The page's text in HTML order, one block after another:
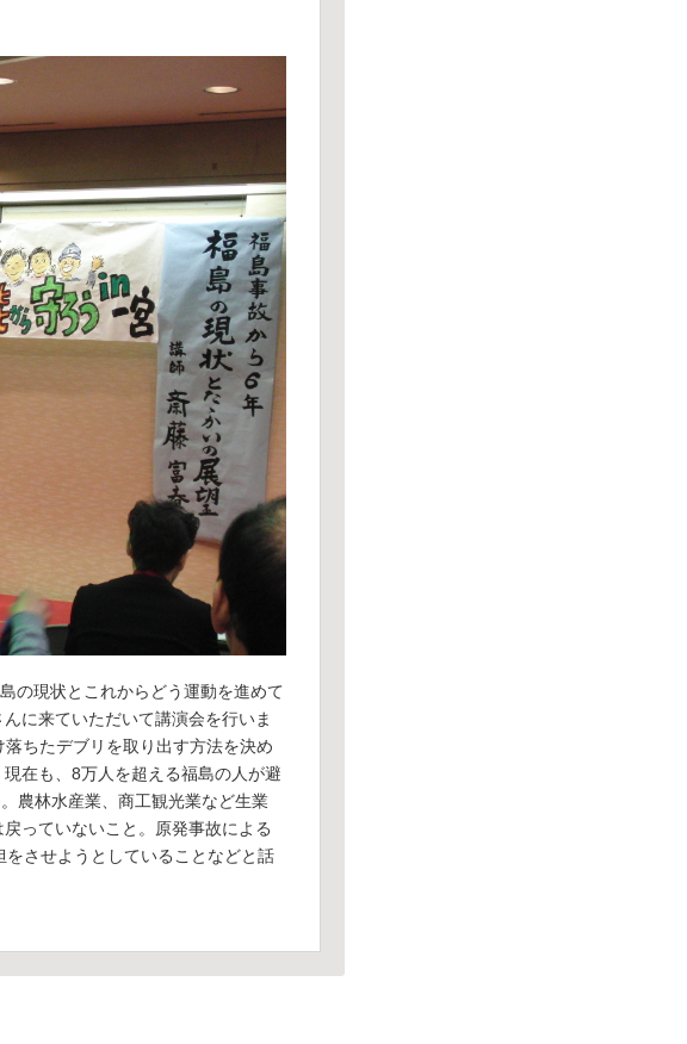
の現状とこれからどう運動を進めて
に来ていただいて講演会を行いま
ちたデブリを取り出す方法を決め
在も、8万人を超える福島の人が避
農林水産業、商工観光業など生業
っていないこと。原発事故による
させようとしていることなどと話